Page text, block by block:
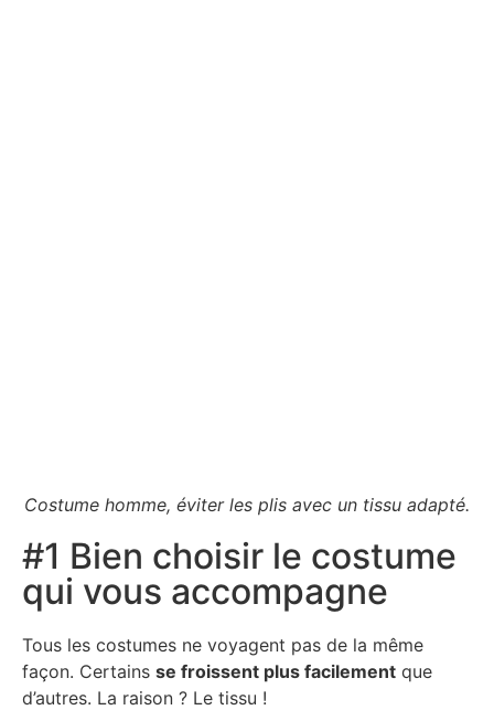
#1 Bien choisir le costume
qui vous accompagne
Tous les costumes ne voyagent pas de la même
façon. Certains se froissent plus facilement que
d’autres. La raison ? Le tissu !
Costume homme, éviter les plis avec un tissu adapté.